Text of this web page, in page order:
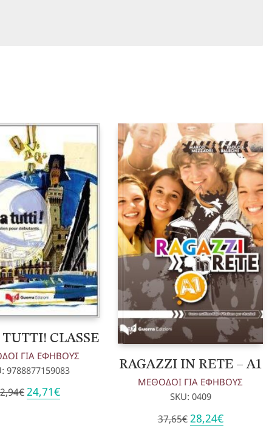
TUTTI! CLASSE
ΓΙΑ ΕΦΗΒΟΥΣ
9788877159083
€ Original
price
24,71€Η
τρέχουσα
RAGAZZI IN RETE – A1
ΜΕΘΟΔΟΙ ΓΙΑ ΕΦΗΒΟΥΣ
SKU: 0409
37,65€ Original
price
28,24€Η
τρέχουσα